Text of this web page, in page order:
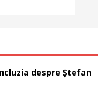
despre Ștefan